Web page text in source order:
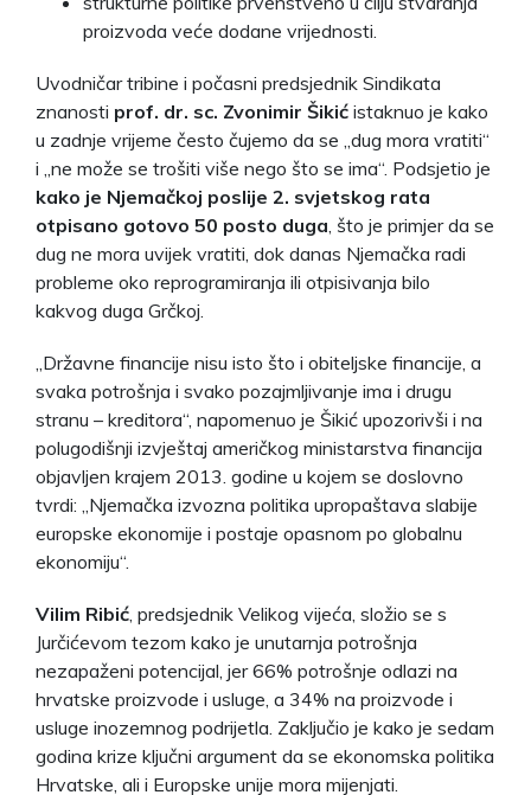
proizvoda veće dodane vrijednosti.
Uvodničar tribine i počasni predsjednik Sindikata
znanosti prof. dr. sc. Zvonimir Šikić istaknuo je kako
u zadnje vrijeme često čujemo da se „dug mora vratiti“
i „ne može se trošiti više nego što se ima“. Podsjetio je
kako je Njemačkoj poslije 2. svjetskog rata
otpisano gotovo 50 posto duga , što je primjer da se
dug ne mora uvijek vratiti, dok danas Njemačka radi
probleme oko reprogramiranja ili otpisivanja bilo
kakvog duga Grčkoj.
„Državne financije nisu isto što i obiteljske financije, a
svaka potrošnja i svako pozajmljivanje ima i drugu
stranu – kreditora“, napomenuo je Šikić upozorivši i na
polugodišnji izvještaj američkog ministarstva financija
objavljen krajem 2013. godine u kojem se doslovno
tvrdi: „Njemačka izvozna politika upropaštava slabije
europske ekonomije i postaje opasnom po globalnu
ekonomiju“.
Vilim Ribić , predsjednik Velikog vijeća, složio se s
Jurčićevom tezom kako je unutarnja potrošnja
nezapaženi potencijal, jer 66% potrošnje odlazi na
hrvatske proizvode i usluge, a 34% na proizvode i
usluge inozemnog podrijetla. Zaključio je kako je sedam
godina krize ključni argument da se ekonomska politika
Hrvatske, ali i Europske unije mora mijenjati.